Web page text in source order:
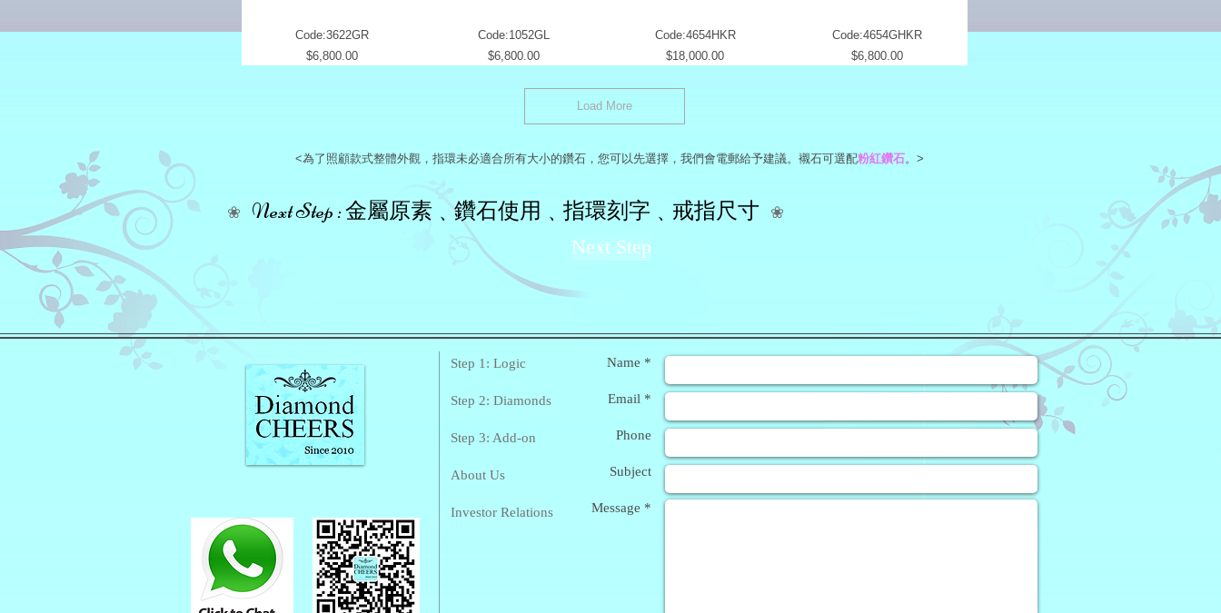
Code:3622GR
Price
$6,800.00
Code:1052GL
Price
$6,800.00
Code:4654HKR
Price
$18,000.00
Code:4654GHKR
Price
$6,800.00
Load More
<為了照顧款式整體外觀，指環未必適合所有大小的鑽石，您可以先選擇，我們會電郵給予建議。襯石可選配粉紅鑽石。>
❀ Next Step : 金屬原素﹑鑽石使用﹑指環刻字﹑戒指尺寸 ❀
Next Step
❀ ❀
Step 1: Logic
Step 2: Diamonds
Step 3: Add-on
About Us
Investor Relations
Name *
Email *
Phone
Subject
Message *